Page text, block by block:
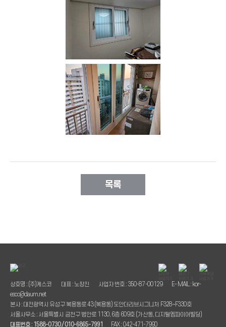
목록
상호명 : (주)케스코 대표 : 노창진 사업자 번호 : 350-87-00129
E- MAIL : kor-
esco@daum.net
본사 : 대전광역시 유성구 복용동로 43 (복용동) 도안더리브시그니처 F328~F330호
서울사무소 : 서울특별시 금천구 범안로 1130, 6층 609호 (가산동, 디지털엠파이어빌딩)
대표번호 : 1588-0730 / 010-6865-7991
FAX : 042-471-7990